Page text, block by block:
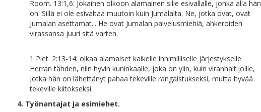
Room. 13:1,6: Jokainen olkoon alamainen sille esivallalle, jonka alla hän
on. Sillä ei ole esivaltaa muutoin kuin Jumalalta. Ne, jotka ovat, ovat
Jumalan asettamat... He ovat Jumalan palvelusmiehiä, ahkeroiden
virassansa juuri sitä varten.
1 Piet. 2:13-14: olkaa alamaiset kaikelle inhimilliselle järjestykselle
Herran tähden, niin hyvin kuninkaalle, joka on ylin, kuin viranhaltijoille,
jotka hän on lähettänyt pahaa tekeville rangaistukseksi, mutta hyvää
tekeville kiitokseksi.
4. Työnantajat ja esimiehet.